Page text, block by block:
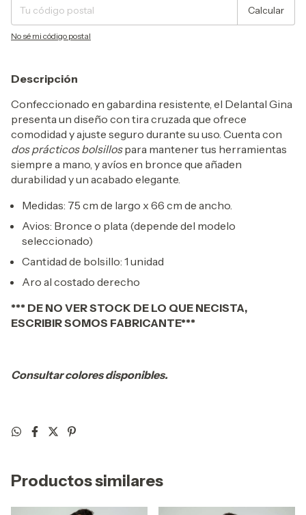
Calcular
No sé mi código postal
Descripción
Confeccionado en gabardina resistente, el Delantal Gina
presenta un diseño con tira cruzada que ofrece
comodidad y ajuste seguro durante su uso. Cuenta con
dos prácticos bolsillospara mantener tus herramientas
siempre a mano, y avíos en bronce que añaden
durabilidad y un acabado elegante.
Medidas: 75 cm de largo x 66 cm de ancho.
Avios: Bronce o plata (depende del modelo
seleccionado)
Cantidad de bolsillo: 1 unidad
Aro al costado derecho
*** DE NO VER STOCK DE LO QUE NECISTA,
ESCRIBIR SOMOS FABRICANTE***
Consultar colores disponibles.
Productos similares